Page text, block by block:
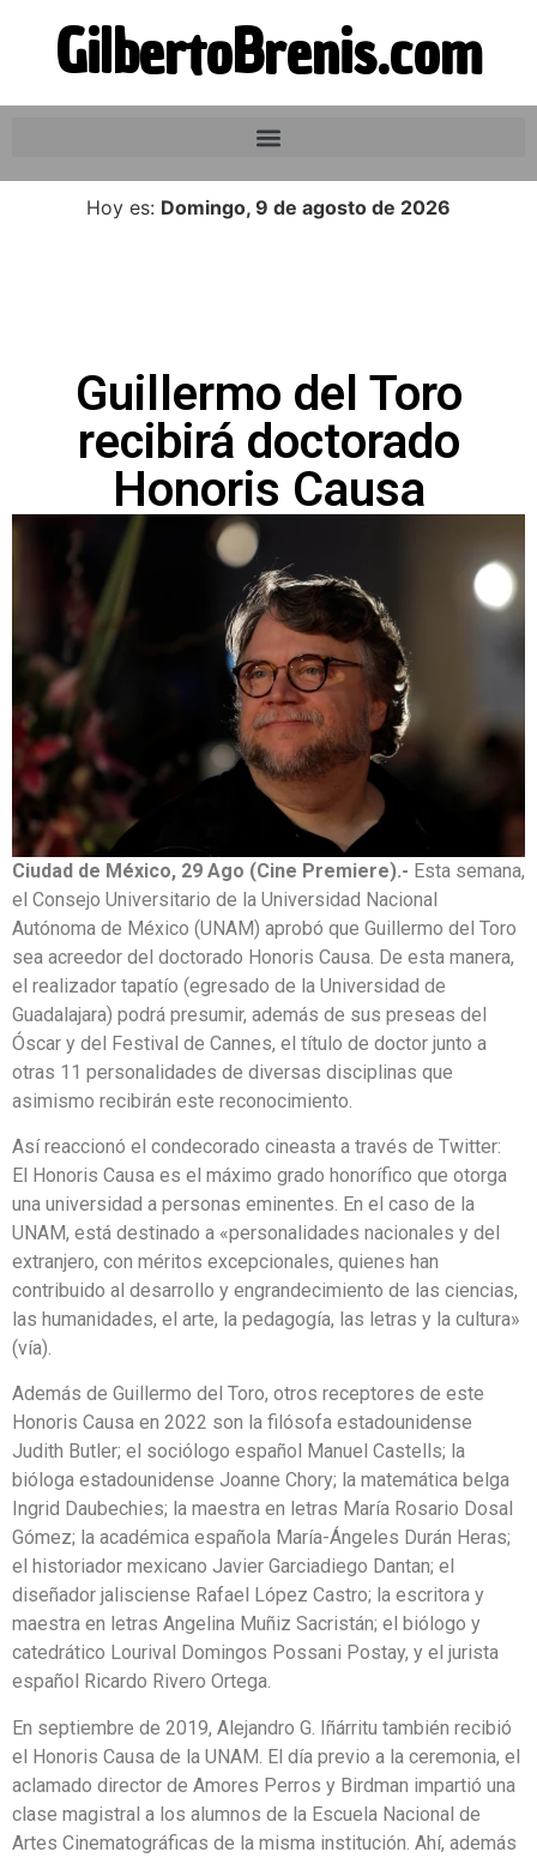
GilbertoBrenis.com
Hoy es: Domingo, 9 de agosto de 2026
Guillermo del Toro
recibirá doctorado
Honoris Causa
Ciudad de México, 29 Ago (Cine Premiere).- Esta semana,
el Consejo Universitario de la Universidad Nacional
Autónoma de México (UNAM) aprobó que Guillermo del Toro
sea acreedor del doctorado Honoris Causa. De esta manera,
el realizador tapatío (egresado de la Universidad de
Guadalajara) podrá presumir, además de sus preseas del
Óscar y del Festival de Cannes, el título de doctor junto a
otras 11 personalidades de diversas disciplinas que
asimismo recibirán este reconocimiento.
Así reaccionó el condecorado cineasta a través de Twitter:
El Honoris Causa es el máximo grado honorífico que otorga
una universidad a personas eminentes. En el caso de la
UNAM, está destinado a «personalidades nacionales y del
extranjero, con méritos excepcionales, quienes han
contribuido al desarrollo y engrandecimiento de las ciencias,
las humanidades, el arte, la pedagogía, las letras y la cultura»
(vía).
Además de Guillermo del Toro, otros receptores de este
Honoris Causa en 2022 son la filósofa estadounidense
Judith Butler; el sociólogo español Manuel Castells; la
bióloga estadounidense Joanne Chory; la matemática belga
Ingrid Daubechies; la maestra en letras María Rosario Dosal
Gómez; la académica española María-Ángeles Durán Heras;
el historiador mexicano Javier Garciadiego Dantan; el
diseñador jalisciense Rafael López Castro; la escritora y
maestra en letras Angelina Muñiz Sacristán; el biólogo y
catedrático Lourival Domingos Possani Postay, y el jurista
español Ricardo Rivero Ortega.
En septiembre de 2019, Alejandro G. Iñárritu también recibió
el Honoris Causa de la UNAM. El día previo a la ceremonia, el
aclamado director de Amores Perros y Birdman impartió una
clase magistral a los alumnos de la Escuela Nacional de
Artes Cinematográficas de la misma institución. Ahí, además